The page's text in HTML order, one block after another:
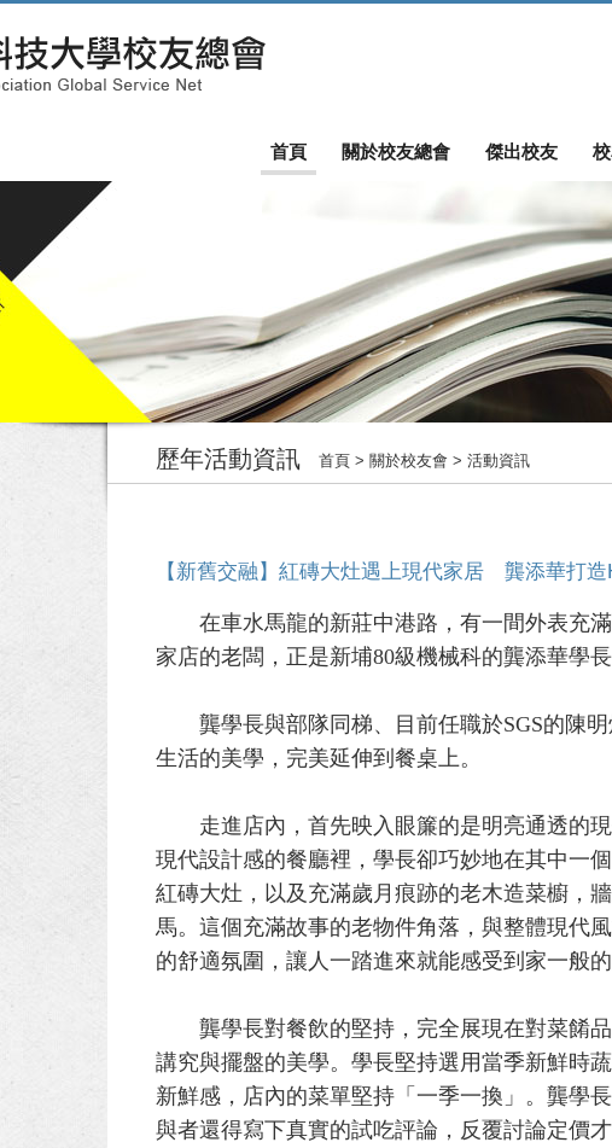
首頁 關於校友總會 傑出校友
歷年活動資訊 首頁 > 關於校友會 > 活動資訊
【新舊交融】紅磚大灶遇上現代家居 龔添華打
在車水馬龍的新莊中港路，有一間外表充滿
家店的老闆，正是新埔80級機械科的龔添華學長
龔學長與部隊同梯、目前任職於SGS的陳明
生活的美學，完美延伸到餐桌上。
走進店內，首先映入眼簾的是明亮通透的現
現代設計感的餐廳裡，學長卻巧妙地在其中一
紅磚大灶，以及充滿歲月痕跡的老木造菜櫥，
馬。這個充滿故事的老物件角落，與整體現代
的舒適氛圍，讓人一踏進來就能感受到家一般
龔學長對餐飲的堅持，完全展現在對菜餚品
講究與擺盤的美學。學長堅持選用當季新鮮時
新鮮感，店內的菜單堅持「一季一換」。龔學
與者還得寫下真實的試吃評論，反覆討論定價